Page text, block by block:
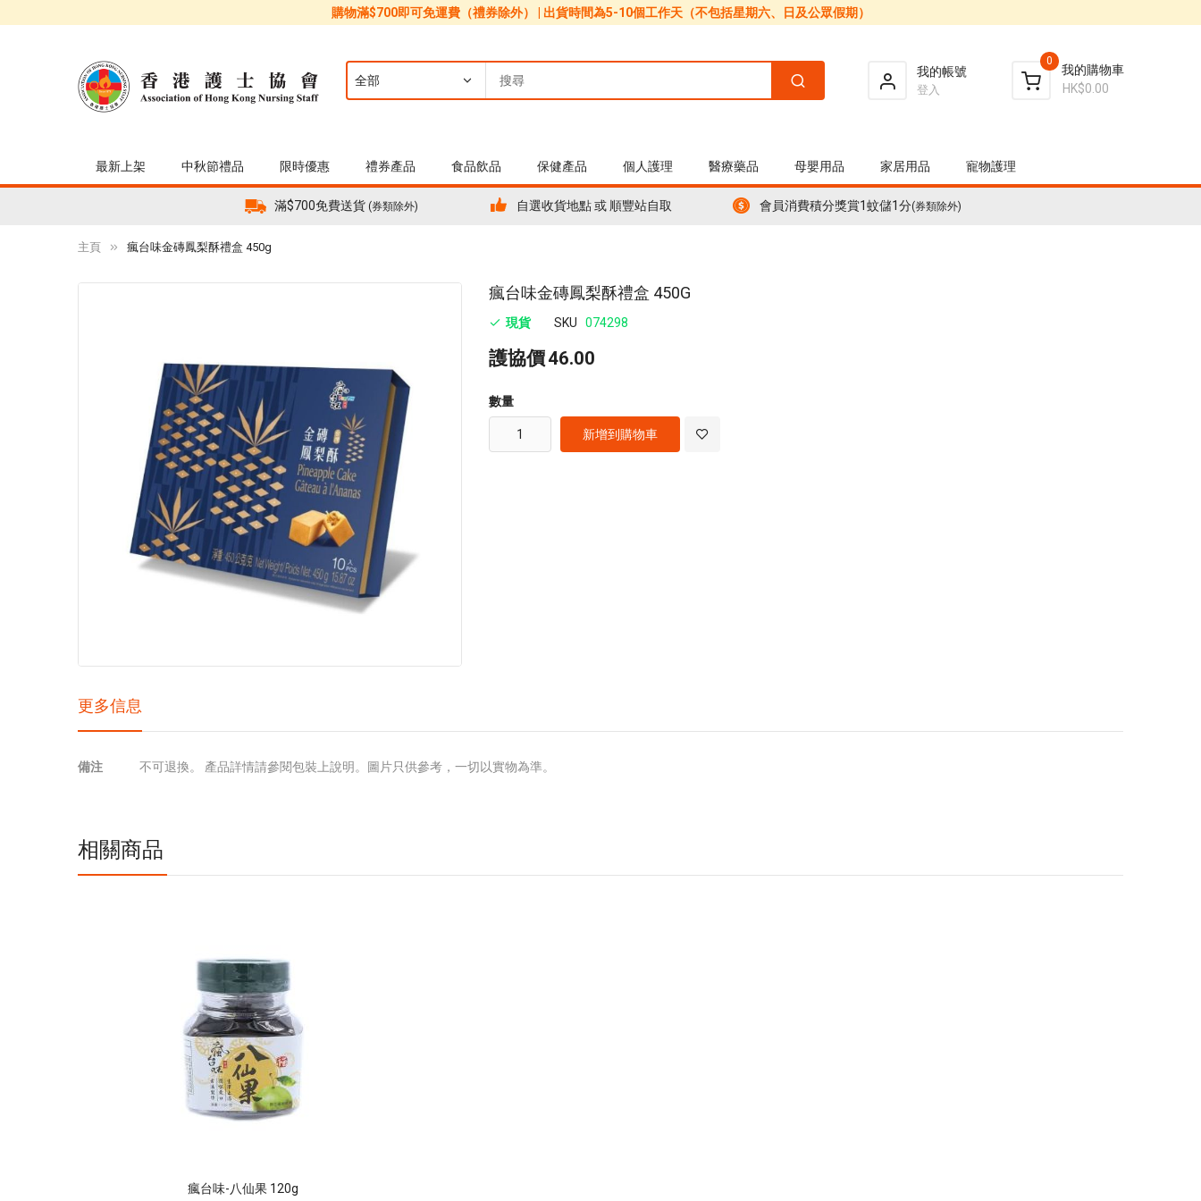
購物滿$700即可免運費（禮券除外） | 出貨時間為5-10個工作天（不包括星期六、日及公眾假期）
我的帳號
登入
我的購物車
0
HK$0.00
最新上架 中秋節禮品 限時優惠 禮券產品 食品飲品 保健產品 個人護理 醫療藥品 母嬰用品 家居用品 寵物護理
滿$700免費送貨 (券類除外) 自選收貨地點 或 順豐站自取 會員消費積分獎賞1蚊儲1分(券類除外)
主頁 瘋台味金磚鳳梨酥禮盒 450g
瘋台味金磚鳳梨酥禮盒 450G
現貨 SKU 074298
護協價46.00
數量
新增到購物車
beginning
images
gallery
更多信息
更
備注 不可退換。 產品詳情請參閱包裝上說明。圖片只供參考，一切以實物為準。
相關商品
瘋台味-八仙果 120g